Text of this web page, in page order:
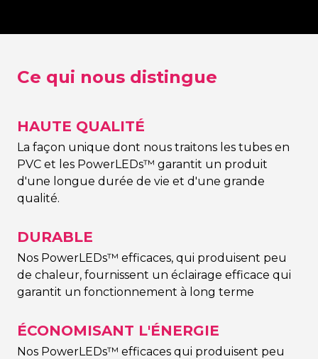
Ce qui nous distingue
HAUTE QUALITÉ
La façon unique dont nous traitons les tubes en
PVC et les PowerLEDs™ garantit un produit
d'une longue durée de vie et d'une grande
qualité.
DURABLE
Nos PowerLEDs™ efficaces, qui produisent peu
de chaleur, fournissent un éclairage efficace qui
garantit un fonctionnement à long terme
ÉCONOMISANT L'ÉNERGIE
Nos PowerLEDs™ efficaces qui produisent peu